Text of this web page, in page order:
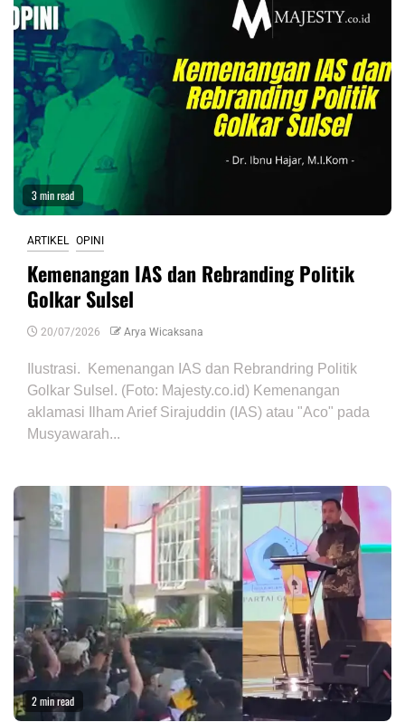
3 min read
ARTIKEL OPINI
Kemenangan IAS dan Rebranding Politik
Golkar Sulsel
20/07/2026 Arya Wicaksana
Ilustrasi. Kemenangan IAS dan Rebrandring Politik
Golkar Sulsel. (Foto: Majesty.co.id) Kemenangan
aklamasi Ilham Arief Sirajuddin (IAS) atau "Aco" pada
Musyawarah...
2 min read